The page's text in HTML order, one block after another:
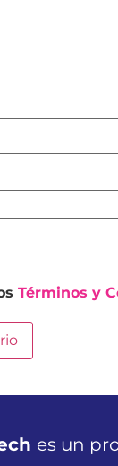
Términos y
es un